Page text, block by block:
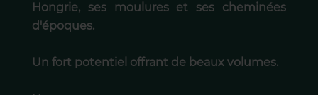
Hongrie, ses moulures et ses cheminées
d'époques.
Un fort potentiel offrant de beaux volumes.